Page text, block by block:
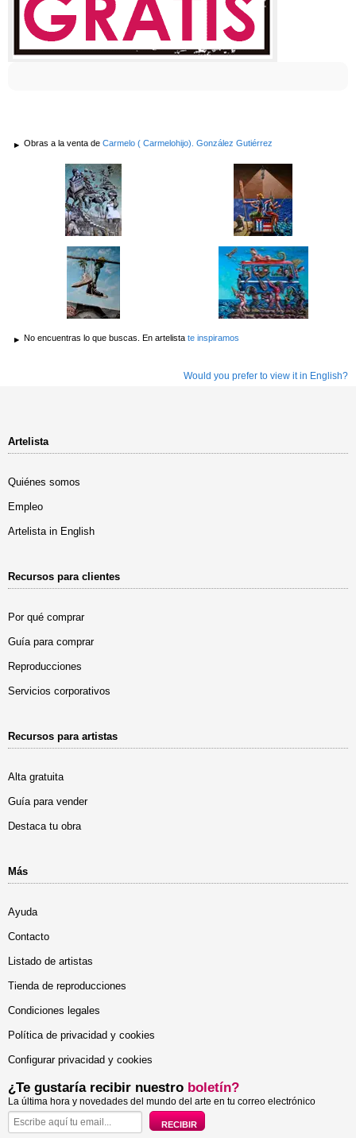
Obras a la venta de Carmelo ( Carmelohijo). González Gutiérrez
No encuentras lo que buscas. En artelista te inspiramos
Would you prefer to view it in English?
Artelista
Quiénes somos
Empleo
Artelista in English
Recursos para clientes
Por qué comprar
Guía para comprar
Reproducciones
Servicios corporativos
Recursos para artistas
Alta gratuita
Guía para vender
Destaca tu obra
Más
Ayuda
Contacto
Listado de artistas
Tienda de reproducciones
Condiciones legales
Política de privacidad y cookies
Configurar privacidad y cookies
¿Te gustaría recibir nuestro boletín?
La última hora y novedades del mundo del arte en tu correo electrónico